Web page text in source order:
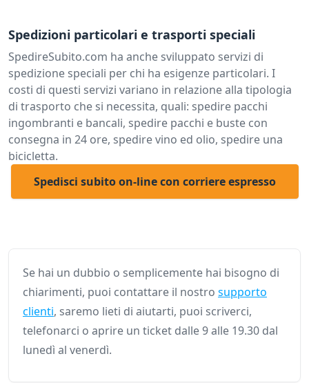
Spedizioni particolari e trasporti speciali
SpedireSubito.com ha anche sviluppato servizi di
spedizione speciali per chi ha esigenze particolari. I
costi di questi servizi variano in relazione alla tipologia
di trasporto che si necessita, quali: spedire pacchi
ingombranti e bancali, spedire pacchi e buste con
consegna in 24 ore, spedire vino ed olio, spedire una
bicicletta.
Spedisci subito on-line con corriere espresso
Se hai un dubbio o semplicemente hai bisogno di
chiarimenti, puoi contattare il nostro supporto
clienti, saremo lieti di aiutarti, puoi scriverci,
telefonarci o aprire un ticket dalle 9 alle 19.30 dal
lunedì al venerdì.